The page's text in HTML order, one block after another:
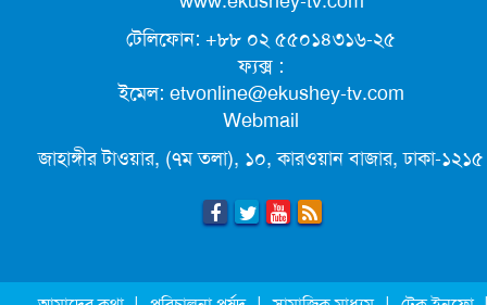
লিগ্যাল এইডের মাধ্যমে সন্তান ফিরে পেল
সেই কিশোরী মা জুঁই
জেট ফুয়েলের দাম কমলো লিটারে ১৯ টাকা
ছুটিতে গিয়ে না ফিরলে ৩ বছরের নিষেধাজ্ঞা,
টেলিফোন: +৮৮ ০২ ৫৫০১৪৩১৬-২৫
ফ্যক্স :
ইমেল: etvonline@ekushey-tv.com
Webmail
জাহাঙ্গীর টাওয়ার, (৭ম তলা), ১০, কারওয়ান বাজার, ঢাকা-১২১৫